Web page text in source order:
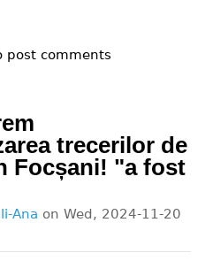
post comments
trecerilor de
Focșani! "a fost
Ana on Wed, 2024-11-20